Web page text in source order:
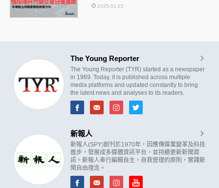
2025-01-22
The Young Reporter
The Young Reporter (TYR) started as a newspaper
in 1969. Today, it is published across multiple
media platforms and updated constantly to bring
the latest news and analyses to its readers.
新報人
新報人(SPY)創刊於1970年，因應傳媒業變革及科技
進步，發展成多媒體資訊平台，並持續更新新聞資
訊。新報人奉行編輯自主，自我管理的原則，實踐新
聞自由理念。